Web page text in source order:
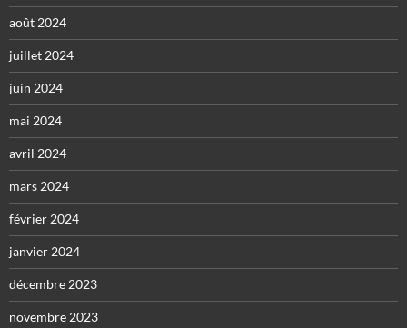
août 2024
juillet 2024
juin 2024
mai 2024
avril 2024
mars 2024
février 2024
janvier 2024
décembre 2023
novembre 2023